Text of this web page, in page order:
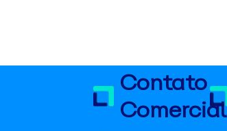
Contato
Comercial